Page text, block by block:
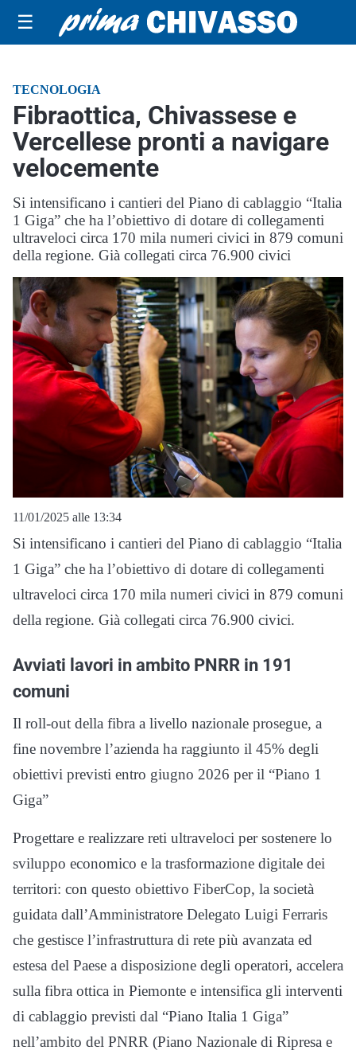
☰
TECNOLOGIA
Fibraottica, Chivassese e
Vercellese pronti a navigare
velocemente
Si intensificano i cantieri del Piano di cablaggio “Italia
1 Giga” che ha l’obiettivo di dotare di collegamenti
ultraveloci circa 170 mila numeri civici in 879 comuni
della regione. Già collegati circa 76.900 civici
11/01/2025 alle 13:34
Si intensificano i cantieri del Piano di cablaggio “Italia
1 Giga” che ha l’obiettivo di dotare di collegamenti
ultraveloci circa 170 mila numeri civici in 879 comuni
della regione. Già collegati circa 76.900 civici.
Avviati lavori in ambito PNRR in 191
comuni
Il roll-out della fibra a livello nazionale prosegue, a
fine novembre l’azienda ha raggiunto il 45% degli
obiettivi previsti entro giugno 2026 per il “Piano 1
Giga”
Progettare e realizzare reti ultraveloci per sostenere lo
sviluppo economico e la trasformazione digitale dei
territori: con questo obiettivo FiberCop, la società
guidata dall’Amministratore Delegato Luigi Ferraris
che gestisce l’infrastruttura di rete più avanzata ed
estesa del Paese a disposizione degli operatori, accelera
sulla fibra ottica in Piemonte e intensifica gli interventi
di cablaggio previsti dal “Piano Italia 1 Giga”
nell’ambito del PNRR (Piano Nazionale di Ripresa e